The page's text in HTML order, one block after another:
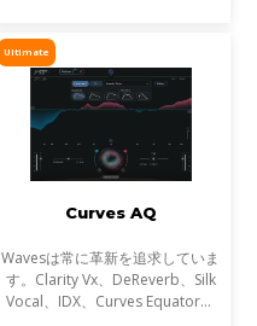
イブ音声のトリートメントに最適
です。
Ultimate
Curves AQ
Wavesは常に革新を追求していま
す。Clarity Vx、DeReverb、Silk
Vocal、IDX、Curves Equator、